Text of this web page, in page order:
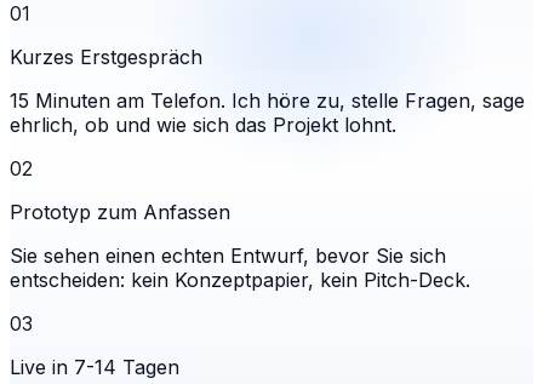
01
Kurzes Erstgespräch
15 Minuten am Telefon. Ich höre zu, stelle Fragen, sage
ehrlich, ob und wie sich das Projekt lohnt.
02
Prototyp zum Anfassen
Sie sehen einen echten Entwurf, bevor Sie sich
entscheiden: kein Konzeptpapier, kein Pitch-Deck.
03
Live in 7-14 Tagen